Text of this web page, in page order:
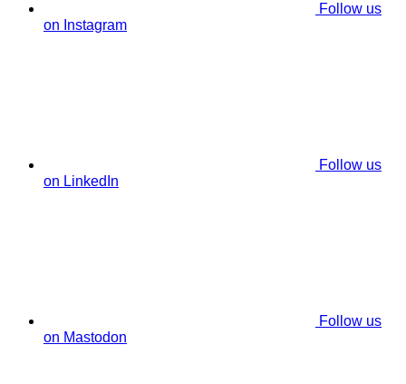
Follow us
on Instagram
Follow us
on LinkedIn
Follow us
on Mastodon